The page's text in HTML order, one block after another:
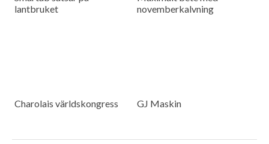
lantbruket
novemberkalvning
Charolais världskongress GJ Maskin